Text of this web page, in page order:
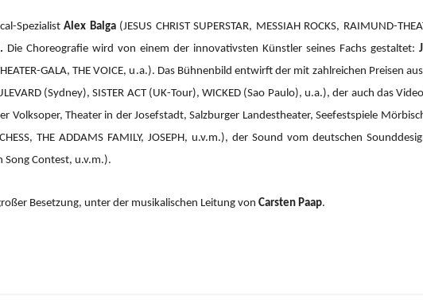
Spezialist Alex Balga(JESUS CHRIST SUPERSTAR, MESSIAH ROCKS, RAIMUND-
. Die Choreografie wird von einem der innovativsten Künstler seines Fachs gestaltet:
GALA, THE VOICE, u.a.). Das Bühnenbild entwirft der mit zahlreichen Preisen
(Sydney), SISTER ACT (UK-Tour), WICKED (Sao Paulo), u.a.), der auch das
Volksoper, Theater in der Josefstadt, Salzburger Landestheater, Seefestspiele
CHESS, THE ADDAMS FAMILY, JOSEPH, u.v.m.), der Sound vom deutschen
Song Contest, u.v.m.).
Besetzung, unter der musikalischen Leitung von Carsten Paap.